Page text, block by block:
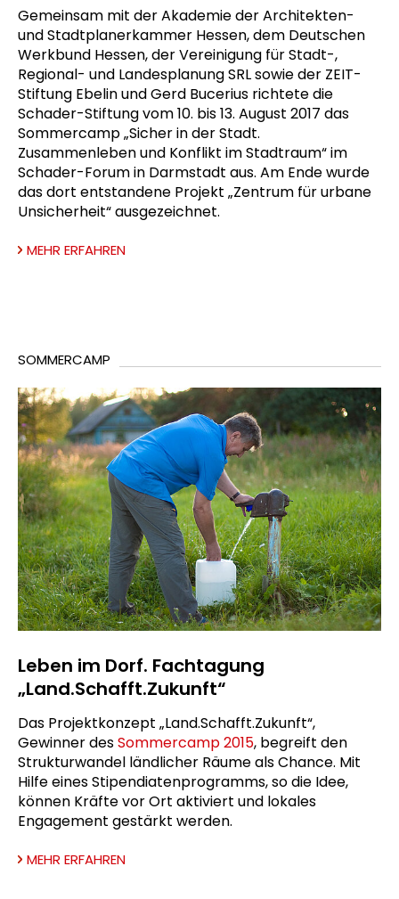
Gemeinsam mit der Akademie der Architekten-
und Stadtplanerkammer Hessen, dem Deutschen
Werkbund Hessen, der Vereinigung für Stadt-,
Regional- und Landesplanung SRL sowie der ZEIT-
Stiftung Ebelin und Gerd Bucerius richtete die
Schader-Stiftung vom 10. bis 13. August 2017 das
Sommercamp „Sicher in der Stadt.
Zusammenleben und Konflikt im Stadtraum“ im
Schader-Forum in Darmstadt aus. Am Ende wurde
das dort entstandene Projekt „Zentrum für urbane
Unsicherheit“ ausgezeichnet.
MEHR ERFAHREN
SOMMERCAMP
Leben im Dorf. Fachtagung
„Land.Schafft.Zukunft“
Das Projektkonzept „Land.Schafft.Zukunft“,
Gewinner desSommercamp 2015, begreift den
Strukturwandel ländlicher Räume als Chance. Mit
Hilfe eines Stipendiatenprogramms, so die Idee,
können Kräfte vor Ort aktiviert und lokales
Engagement gestärkt werden.
MEHR ERFAHREN